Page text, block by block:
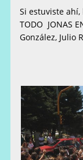
Si estuviste
TODO JONAS
González, Julio